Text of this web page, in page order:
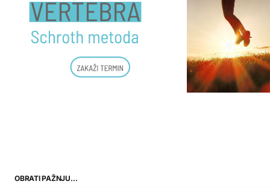
OBRATI PAŽNJU…